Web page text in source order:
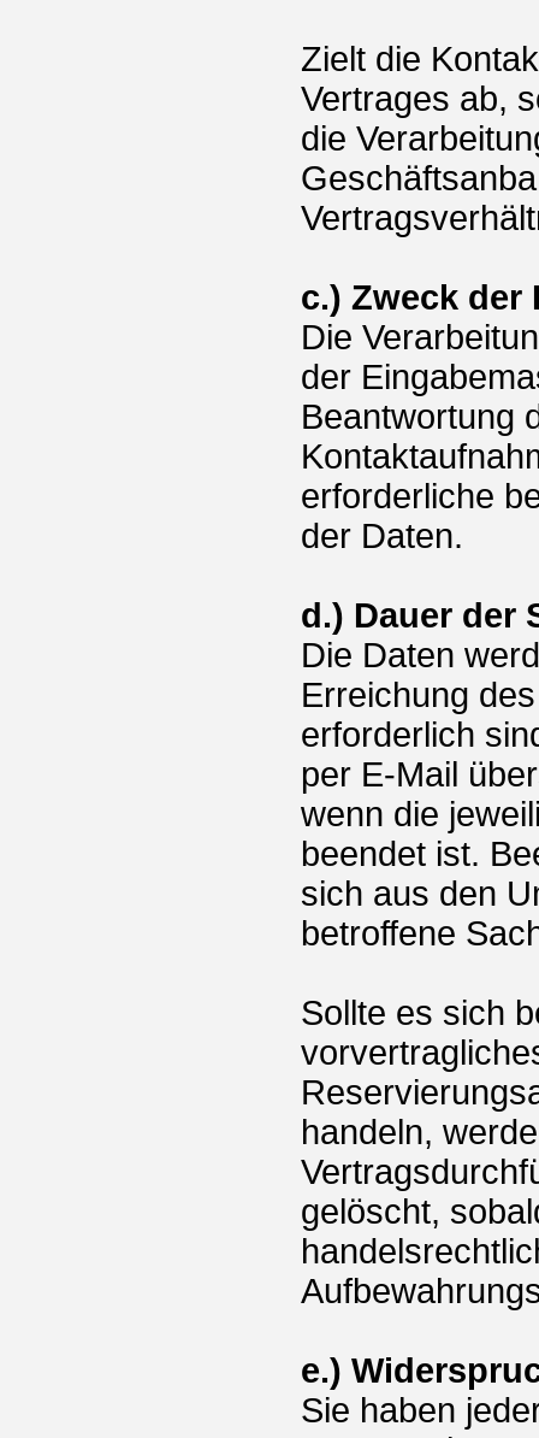
Zielt die
Vertrages ab,
die
c.) Zweck der
Die
der
Beantwortung
erforderliche
der Daten.
d.) Dauer der
Die Daten
Erreichung
erforderlich
per E-Mail
wenn die
beendet ist.
sich aus den
betroffene
Sollte es sich
handeln,
gelöscht,
e.)
Sie haben